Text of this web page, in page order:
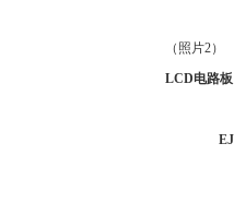
（ 照片2）
LCD电路板